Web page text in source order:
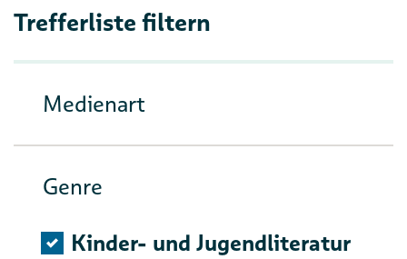
Trefferliste filtern
Medienart
Genre
Kinder- und Jugendliteratur